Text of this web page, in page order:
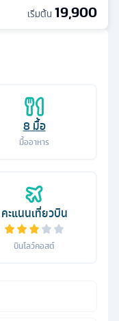
8มื้อ
มื้ออาหาร
คะแนนเที่ยวบิน
บินโลว์คอสต์
เริ่มต้น 19,900